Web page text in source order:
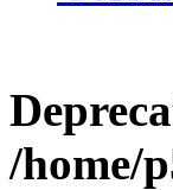
/home/